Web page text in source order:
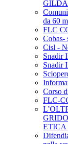
da 60
FLC
Cobas-
Cisl -
Snadir
Snadir
Corso
FLC-
ETICA